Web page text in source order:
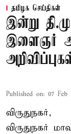
தமிழக செய்திகள்
இன்று
இளைஞர்
Published on: 07 Feb
விருதுநகர்,
விருதுநகர்